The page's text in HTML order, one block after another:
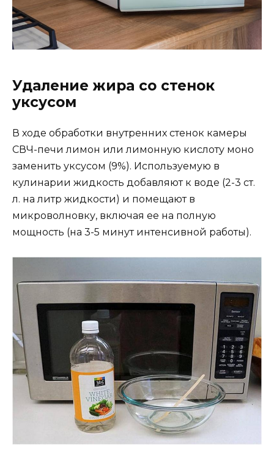
Удаление жира со стенок
уксусом
В ходе обработки внутренних стенок камеры
СВЧ-печи лимон или лимонную кислоту моно
заменить уксусом (9%). Используемую в
кулинарии жидкость добавляют к воде (2-3 ст.
л. на литр жидкости) и помещают в
микроволновку, включая ее на полную
мощность (на 3-5 минут интенсивной работы).